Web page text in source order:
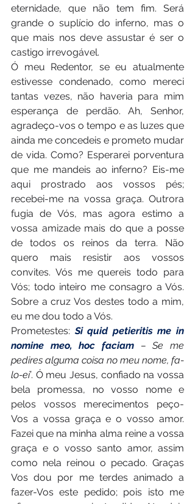
eternidade, que não tem fim. Será
grande o suplício do inferno, mas o
que mais nos deve assustar é ser o
castigo irrevogável.
Ó meu Redentor, se eu atualmente
estivesse condenado, como mereci
tantas vezes, não haveria para mim
esperança de perdão. Ah, Senhor,
agradeço-vos o tempo e as luzes que
ainda me concedeis e prometo mudar
de vida. Como? Esperarei porventura
que me mandeis ao inferno? Eis-me
aqui prostrado aos vossos pés;
recebei-me na vossa graça. Outrora
fugia de Vós, mas agora estimo a
vossa amizade mais do que a posse
de todos os reinos da terra. Não
quero mais resistir aos vossos
convites. Vós me quereis todo para
Vós; todo inteiro me consagro a Vós.
Sobre a cruz Vos destes todo a mim,
eu me dou todo a Vós.
Prometestes: Si quid petieritis me in
nomine meo, hoc faciam – Se me
pedires alguma coisa no meu nome, fa-
lo-ei’. Ó meu Jesus, confiado na vossa
bela promessa, no vosso nome e
pelos vossos merecimentos peço-
Vos a vossa graça e o vosso amor.
Fazei que na minha alma reine a vossa
graça e o vosso santo amor, assim
como nela reinou o pecado. Graças
Vos dou por me terdes animado a
fazer-Vos este pedido; pois isto me